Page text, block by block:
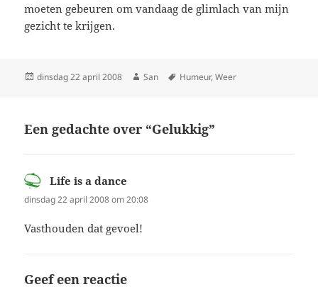
moeten gebeuren om vandaag de glimlach van mijn
gezicht te krijgen.
Geplaatst
dinsdag 22 april 2008 Auteur
San Tags
Humeur,Weer
Een gedachte over “Gelukkig”
Life is a dance
dinsdag 22 april 2008 om 20:08
Vasthouden dat gevoel!
Geef een reactie